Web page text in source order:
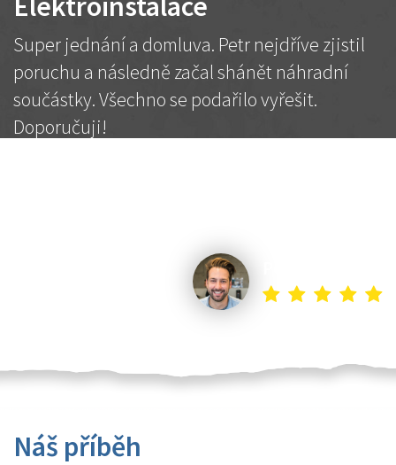
Super jednání a domluva. Petr nejdříve zjistil
poruchu a následně začal shánět náhradní
součástky. Všechno se podařilo vyřešit.
Doporučuji!
Náš příběh